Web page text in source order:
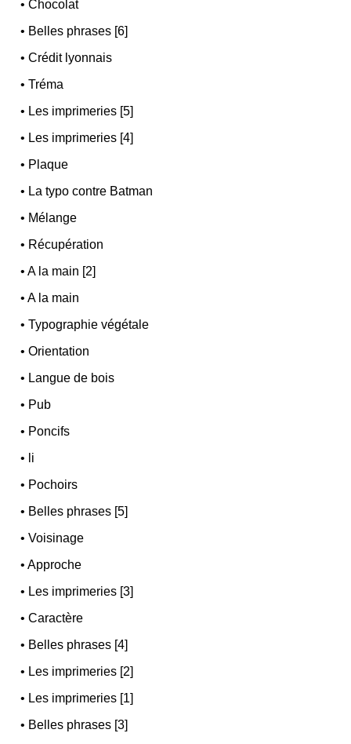
•Chocolat
• Belles phrases [6]
•Crédit lyonnais
•Tréma
• Les imprimeries [5]
• Les imprimeries [4]
• Plaque
• La typo contre Batman
• Mélange
• Récupération
•A la main [2]
•A la main
•Typographie végétale
•Orientation
• Langue de bois
• Pub
• Poncifs
• li
• Pochoirs
• Belles phrases [5]
•Voisinage
•Approche
• Les imprimeries [3]
•Caractère
• Belles phrases [4]
• Les imprimeries [2]
• Les imprimeries [1]
• Belles phrases [3]